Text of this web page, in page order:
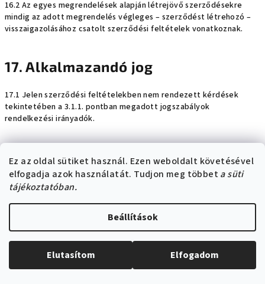
Ez az oldal sütiket használ. Ezen weboldalt követésével
elfogadja azok használatát. Tudjon meg többet a süti
tájékoztatóban.
Beállítások
Elutasítom Elfogadom
16.2 Az egyes megrendelések alapján létrejövő szerződésekre
mindig az adott megrendelés végleges – szerződést létrehozó –
visszaigazolásához csatolt szerződési feltételek vonatkoznak.
17. Alkalmazandó jog
17.1 Jelen szerződési feltételekben nem rendezett kérdések
tekintetében a 3.1.1. pontban megadott jogszabályok
rendelkezési irányadók.
18. Panasz, jogérvényesítés,
Szolgáltató feletti felügyelet
18.1 Panasz
18.1.1 Felhasználó a Szolgáltató szolgáltatására, tagjának,
alkalmazottjának vagy a Szolgáltató érdekében vagy javára eljáró
személynek az áru fogyasztók részére történő forgalmazásával,
értékesítésével közvetlen kapcsolatban álló magatartására,